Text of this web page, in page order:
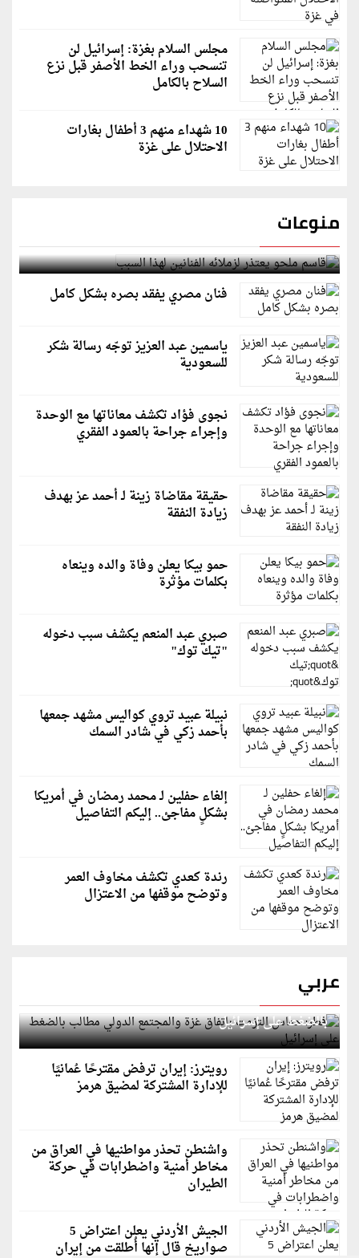
مجلس السلام بغزة: إسرائيل لن
تنسحب وراء الخط الأصفر قبل نزع
السلاح بالكامل
10 شهداء منهم 3 أطفال بغارات
الاحتلال على غزة
منوعات
قاسم ملحو يعتذر لزملائه الفنانين لهذا السبب
فنان مصري يفقد بصره بشكل كامل
ياسمين عبد العزيز توجّه رسالة شكر
للسعودية
نجوى فؤاد تكشف معاناتها مع الوحدة
وإجراء جراحة بالعمود الفقري
حقيقة مقاضاة زينة لـ أحمد عز بهدف
زيادة النفقة
حمو بيكا يعلن وفاة والده وينعاه
بكلمات مؤثرة
صبري عبد المنعم يكشف سبب دخوله
"تيك توك"
نبيلة عبيد تروي كواليس مشهد جمعها
بأحمد زكي في شادر السمك
إلغاء حفلين لـ محمد رمضان في أمريكا
بشكلٍ مفاجئ.. إليكم التفاصيل
رندة كعدي تكشف مخاوف العمر
وتوضح موقفها من الاعتزال
عربي
قطر: حماس التزمت باتفاق غزة والمجتمع الدولي مطالب
بالضغط على إسرائيل
رويترز: إيران ترفض مقترحًا عُمانيًا
للإدارة المشتركة لمضيق هرمز
واشنطن تحذر مواطنيها في العراق من
مخاطر أمنية واضطرابات في حركة
الطيران
الجيش الأردني يعلن اعتراض 5
صواريخ قال إنها أُطلقت من إيران